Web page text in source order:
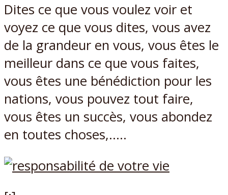
Dites ce que vous voulez voir et
voyez ce que vous dites, vous avez
de la grandeur en vous, vous êtes le
meilleur dans ce que vous faites,
vous êtes une bénédiction pour les
nations, vous pouvez tout faire,
vous êtes un succès, vous abondez
en toutes choses,…..